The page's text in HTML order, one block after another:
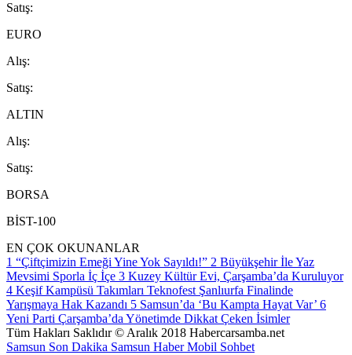
Satış:
EURO
Alış:
Satış:
ALTIN
Alış:
Satış:
BORSA
BİST-100
EN ÇOK OKUNANLAR
1 “Çiftçimizin Emeği Yine Yok Sayıldı!” 2 Büyükşehir İle Yaz
Mevsimi Sporla İç İçe 3 Kuzey Kültür Evi, Çarşamba’da Kuruluyor
4 Keşif Kampüsü Takımları Teknofest Şanlıurfa Finalinde
Yarışmaya Hak Kazandı 5 Samsun’da ‘Bu Kampta Hayat Var’ 6
Yeni Parti Çarşamba’da Yönetimde Dikkat Çeken İsimler
Tüm Hakları Saklıdır © Aralık 2018 Habercarsamba.net
Samsun Son Dakika Samsun HaberMobil Sohbet